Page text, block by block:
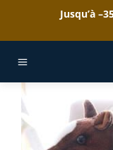
contenu
Jusqu’à
PELUCHE